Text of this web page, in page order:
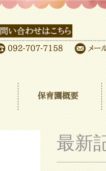
保育園概要
最新